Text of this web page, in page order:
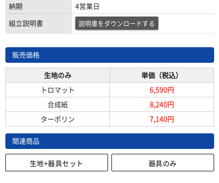
納期
4営業日
組立説明書
説明書をダウンロードする
販売価格
生地のみ
単価（税込）
トロマット
6,590円
合成紙
8,240円
ターポリン
7,140円
関連商品
生地+器具セット 器具のみ